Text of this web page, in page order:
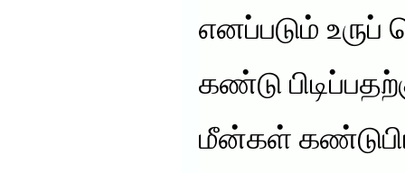
எனப்படும் உருப்
கண்டு
மீன்கள்